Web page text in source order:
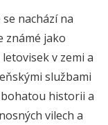
nachází na
známé jako
v zemi a
službami
historii a
vilech a